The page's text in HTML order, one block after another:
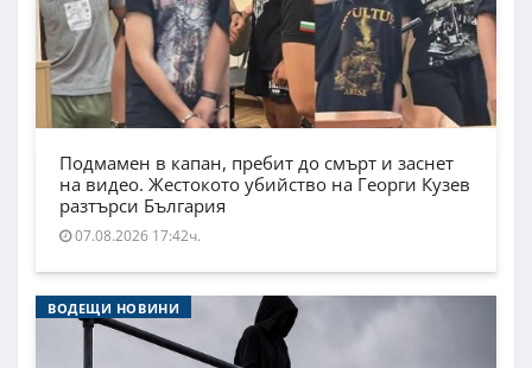
Подмамен в капан, пребит до смърт и заснет
на видео. Жестокото убийство на Георги Кузев
разтърси България
07.08.2026 17:42ч.
ВОДЕЩИ НОВИНИ